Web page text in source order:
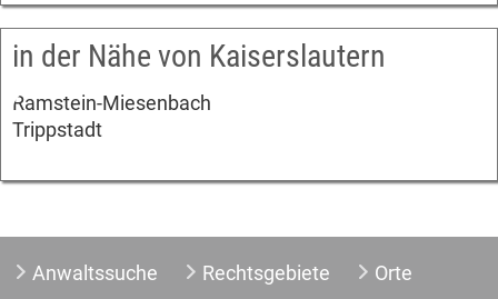
in der Nähe von Kaiserslautern
Ramstein-Miesenbach
Trippstadt
Anwaltssuche Rechtsgebiete Orte